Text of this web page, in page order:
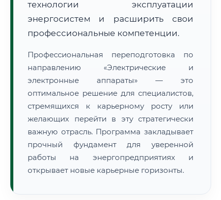
🔍Нажмите на документ для увеличения и просмотра
технологии эксплуатации
энергосистем и расширить свои
профессиональные компетенции.
Профессиональная переподготовка по
направлению «Электрические и
электронные аппараты» — это
оптимальное решение для специалистов,
стремящихся к карьерному росту или
желающих перейти в эту стратегически
важную отрасль. Программа закладывает
прочный фундамент для уверенной
работы на энергопредприятиях и
открывает новые карьерные горизонты.